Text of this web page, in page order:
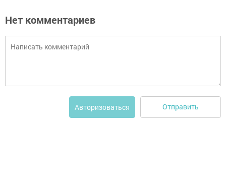
Нет комментариев
Авторизоваться Отправить